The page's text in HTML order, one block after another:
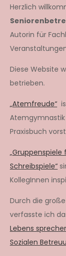
Herzlich
Autorin für
Diese Website
betrieben.
„Atemfreude“
Atemgymnastik
Praxisbuch
„Gruppenspiele
Schreibspiele“
KollegInnen
Durch die
verfasste ich
Lebens
Sozialen